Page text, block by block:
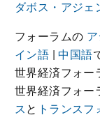
ダボス・アジェ
フォーラムの
イン語 |中国語
世界経済フォー
世界経済フォー
ス と トランス